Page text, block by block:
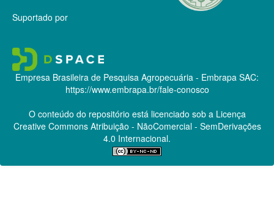
Suportado por
Empresa Brasileira de Pesquisa Agropecuária - Embrapa SAC:
https://www.embrapa.br/fale-conosco
O conteúdo do repositório está licenciado sob a Licença
Creative CommonsAtribuição - NãoComercial - SemDerivações
4.0 Internacional.